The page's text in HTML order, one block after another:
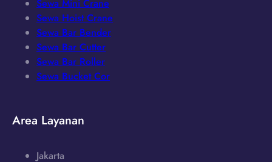
Sewa Mini Crane
Sewa Hoist Crane
Sewa Bar Bender
Sewa Bar Cutter
Sewa Bar Roller
Sewa Bucket Cor
Area Layanan
Jakarta